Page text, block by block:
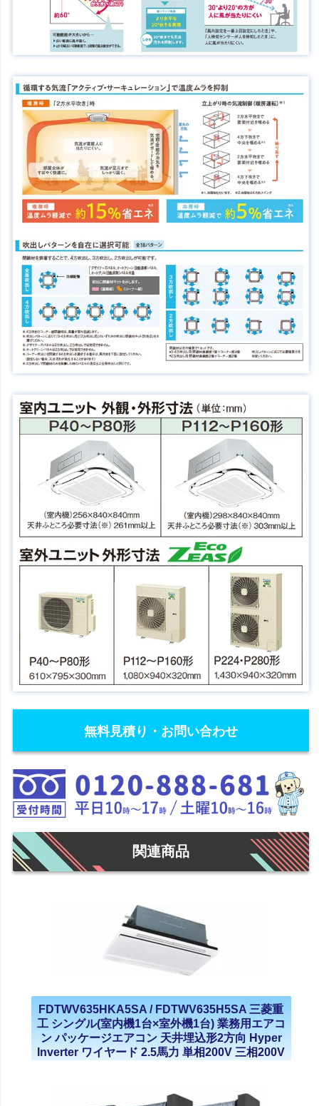
無料見積り・お問い合わせ
関連商品
FDTWV635HKA5SA / FDTWV635H5SA 三菱重
工 シングル(室内機1台×室外機1台) 業務用エアコ
ン パッケージエアコン 天井埋込形2方向 Hyper
Inverter ワイヤード 2.5馬力 単相200V 三相200V